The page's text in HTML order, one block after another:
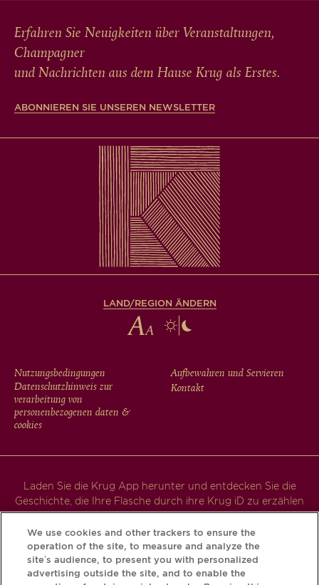
Erfahren Sie Neuigkeiten über Veranstaltungen,
Champagner
und Nachrichten aus dem Hause Krug als Erstes.
ABONNIEREN SIE UNSEREN NEWSLETTER
LAND/REGION ÄNDERN
FOOTER
MENU
Nutzungsbedingungen
Datenschutzhinweis zur
verarbeitung von
personenbezogenen daten &
cookies
Aufbewahren und Servieren
Kontakt
Laden Sie die Krug App herunter und entdecken Sie die
Geschichte, die Ihre Flasche durch ihre Krug iD zu erzählen
hat.
We use cookies and other trackers to ensure the
operation of the site, to measure and analyze the
site’s audience, to present you with personalized
advertising outside the site, and to enable the